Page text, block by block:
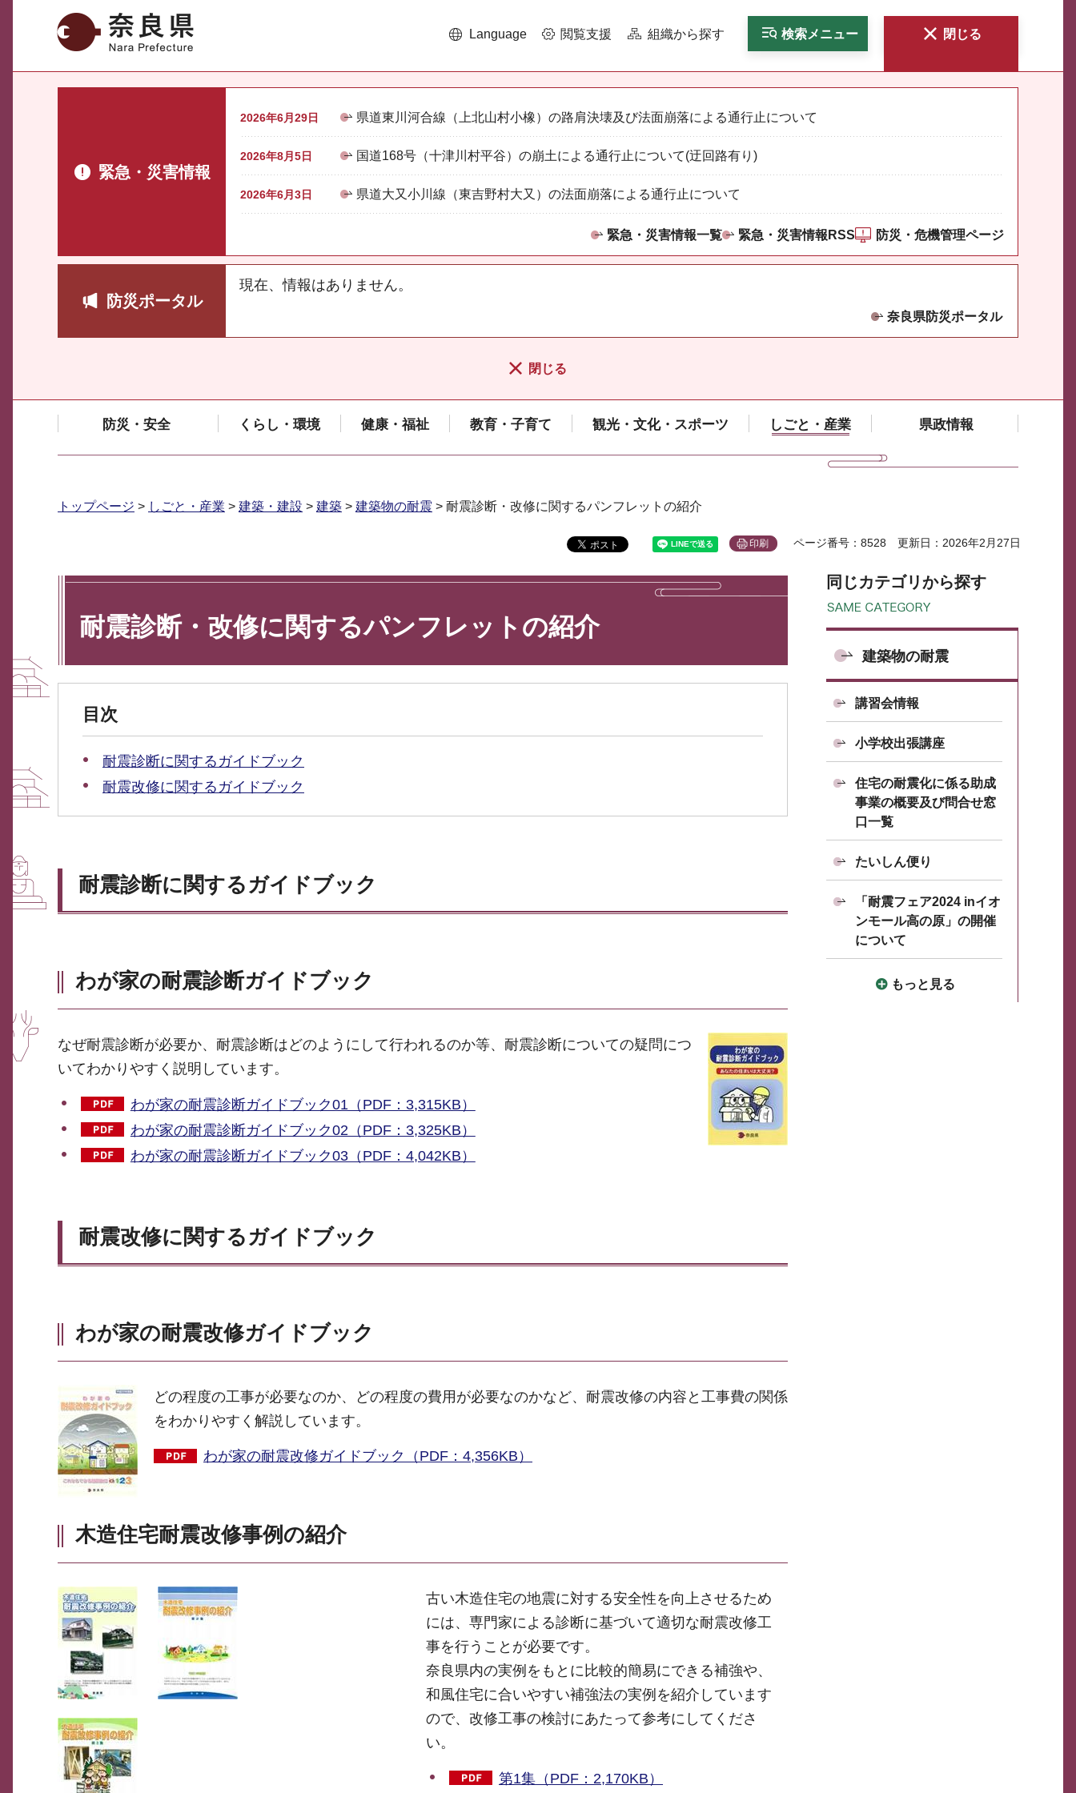
奈良県 Language 閲覧支援 組織から探す 検索メニュー 閉じる
緊急・災害情報
2026年6月29日 県道東川河合線（上北山村小橡）の路肩決壊及び法面崩落による通行止について
2026年8月5日 国道168号（十津川村平谷）の崩土による通行止について(迂回路有り)
2026年6月3日 県道大又小川線（東吉野村大又）の法面崩落による通行止について
緊急・災害情報一覧 緊急・災害情報RSS 防災・危機管理ページ
防災ポータル
現在、情報はありません。
奈良県防災ポータル
閉じる
防災・安全 くらし・環境 健康・福祉 教育・子育て 観光・文化・スポーツ しごと・産業 県政情報
トップページ > しごと・産業 > 建築・建設 > 建築 > 建築物の耐震 > 耐震診断・改修に関するパンフレットの紹介
印刷 ページ番号：8528 更新日：2026年2月27日
耐震診断・改修に関するパンフレットの紹介
目次
耐震診断に関するガイドブック
耐震改修に関するガイドブック
耐震診断に関するガイドブック
わが家の耐震診断ガイドブック
なぜ耐震診断が必要か、耐震診断はどのようにして行われるのか等、耐震診断についての疑問につ
いてわかりやすく説明しています。
わが家の耐震診断ガイドブック01（PDF：3,315KB）
わが家の耐震診断ガイドブック02（PDF：3,325KB）
わが家の耐震診断ガイドブック03（PDF：4,042KB）
耐震改修に関するガイドブック
わが家の耐震改修ガイドブック
どの程度の工事が必要なのか、どの程度の費用が必要なのかなど、耐震改修の内容と工事費の関係
をわかりやすく解説しています。
わが家の耐震改修ガイドブック（PDF：4,356KB）
木造住宅耐震改修事例の紹介
古い木造住宅の地震に対する安全性を向上させるため
には、専門家による診断に基づいて適切な耐震改修工
事を行うことが必要です。
奈良県内の実例をもとに比較的簡易にできる補強や、
和風住宅に合いやすい補強法の実例を紹介しています
ので、改修工事の検討にあたって参考にしてくださ
い。
第1集（PDF：2,170KB）
同じカテゴリから探す
建築物の耐震
講習会情報
小学校出張講座
住宅の耐震化に係る助成
事業の概要及び問合せ窓
口一覧
たいしん便り
「耐震フェア2024 inイオ
ンモール高の原」の開催
について
もっと見る